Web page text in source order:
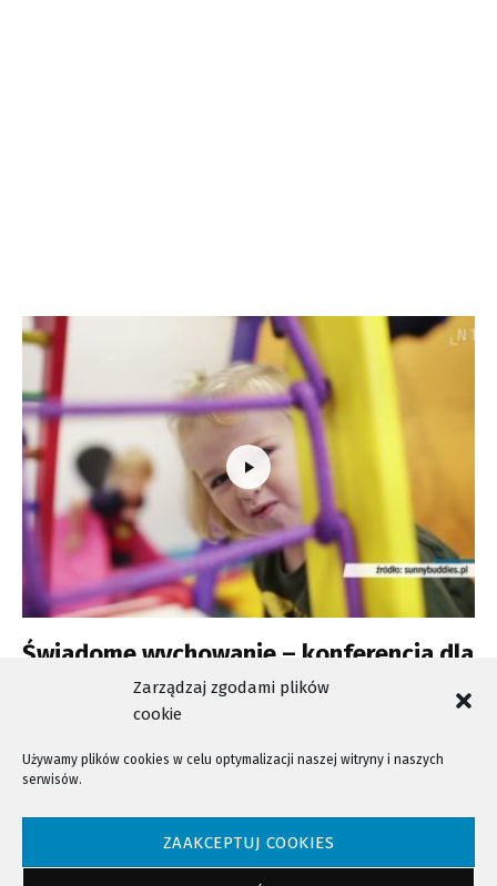
Zarządzaj zgodami plików
cookie
Używamy plików cookies w celu optymalizacji naszej witryny i naszych
serwisów.
ZAAKCEPTUJ COOKIES
Świadome wychowanie – konferencja dla
nauczycieli i rodziców
NTV - Nasza Telewizja Sądecka © 2023 Wszystkie prawa zastrzeżone!